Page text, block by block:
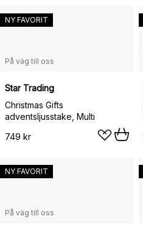
På väg till oss
Star Trading
Christmas Gifts
adventsljusstake, Multi
749 kr
NY FAVORIT
På väg till oss
NY FAVORIT